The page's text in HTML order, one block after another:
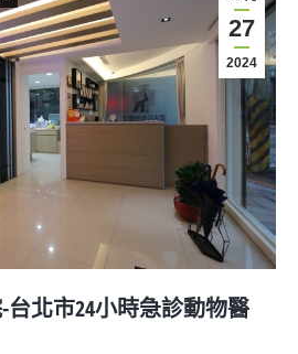
27
2024
北市24小時急診動物醫